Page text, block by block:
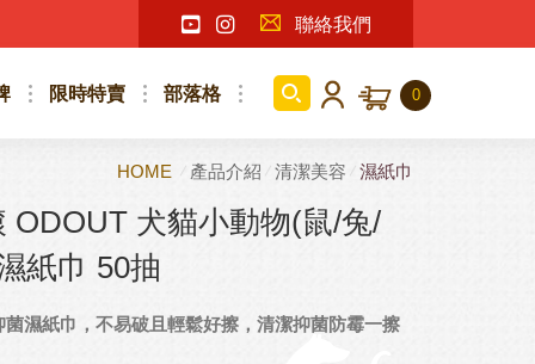
聯絡我們
限時特賣 部落格 0
HOME 產品介紹 清潔美容 濕紙巾
ODOUT 犬貓小動物(鼠/兔/
紙巾 50抽
濕紙巾，不易破且輕鬆好擦，清潔抑菌防霉一擦